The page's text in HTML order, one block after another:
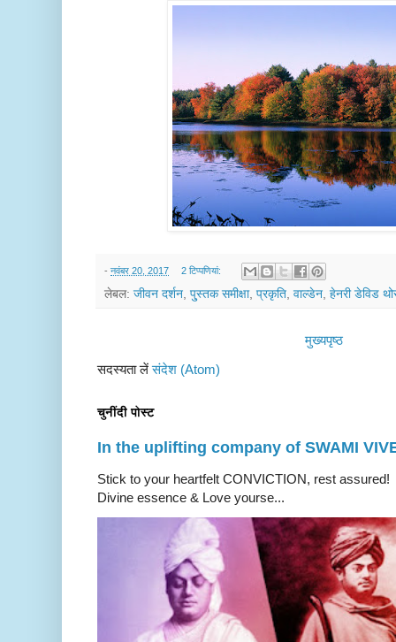
- नवंबर 20, 2017 2 टिप्‍पणियां:
लेबल: जीवन दर्शन, पु्स्तक समीक्षा, प्रकृति, वाल्डेन, हेनरी डेविड
मुख्यपृष्ठ
सदस्यता लेंसंदेश (Atom)
चुनींदी पोस्ट
In the uplifting company of SWAMI
Stick to your heartfelt CONVICTION, rest
Divine essence & Love yourse...